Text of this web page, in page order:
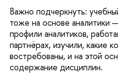
Важно подчеркнуть:
тоже на основе аналитики
профили аналитиков,
партнёрах, изучили, какие
востребованы, и на этой
содержание дисциплин.